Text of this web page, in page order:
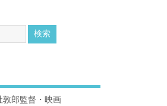
敦郎監督・映画